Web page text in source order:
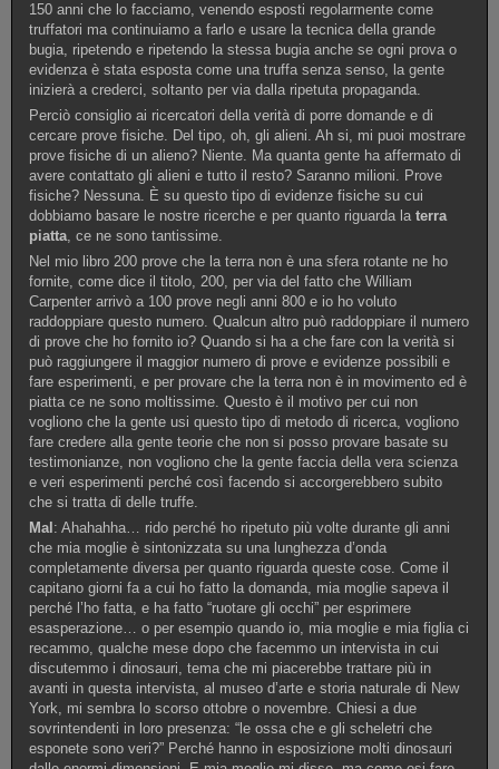
150 anni che lo facciamo, venendo esposti regolarmente come
truffatori ma continuiamo a farlo e usare la tecnica della grande
bugia, ripetendo e ripetendo la stessa bugia anche se ogni prova o
evidenza è stata esposta come una truffa senza senso, la gente
inizierà a crederci, soltanto per via dalla ripetuta propaganda.
Perciò consiglio ai ricercatori della verità di porre domande e di
cercare prove fisiche. Del tipo, oh, gli alieni. Ah si, mi puoi mostrare
prove fisiche di un alieno? Niente. Ma quanta gente ha affermato di
avere contattato gli alieni e tutto il resto? Saranno milioni. Prove
fisiche? Nessuna. È su questo tipo di evidenze fisiche su cui
dobbiamo basare le nostre ricerche e per quanto riguarda laterra
piatta, ce ne sono tantissime.
Nel mio libro 200 prove che la terra non è una sfera rotante ne ho
fornite, come dice il titolo, 200, per via del fatto che William
Carpenter arrivò a 100 prove negli anni 800 e io ho voluto
raddoppiare questo numero. Qualcun altro può raddoppiare il numero
di prove che ho fornito io? Quando si ha a che fare con la verità si
può raggiungere il maggior numero di prove e evidenze possibili e
fare esperimenti, e per provare che la terra non è in movimento ed è
piatta ce ne sono moltissime. Questo è il motivo per cui non
vogliono che la gente usi questo tipo di metodo di ricerca, vogliono
fare credere alla gente teorie che non si posso provare basate su
testimonianze, non vogliono che la gente faccia della vera scienza
e veri esperimenti perché così facendo si accorgerebbero subito
che si tratta di delle truffe.
Mal : Ahahahha… rido perché ho ripetuto più volte durante gli anni
che mia moglie è sintonizzata su una lunghezza d’onda
completamente diversa per quanto riguarda queste cose. Come il
capitano giorni fa a cui ho fatto la domanda, mia moglie sapeva il
perché l’ho fatta, e ha fatto “ruotare gli occhi” per esprimere
esasperazione… o per esempio quando io, mia moglie e mia figlia ci
recammo, qualche mese dopo che facemmo un intervista in cui
discutemmo i dinosauri, tema che mi piacerebbe trattare più in
avanti in questa intervista, al museo d’arte e storia naturale di New
York, mi sembra lo scorso ottobre o novembre. Chiesi a due
sovrintendenti in loro presenza: “le ossa che e gli scheletri che
esponete sono veri?” Perché hanno in esposizione molti dinosauri